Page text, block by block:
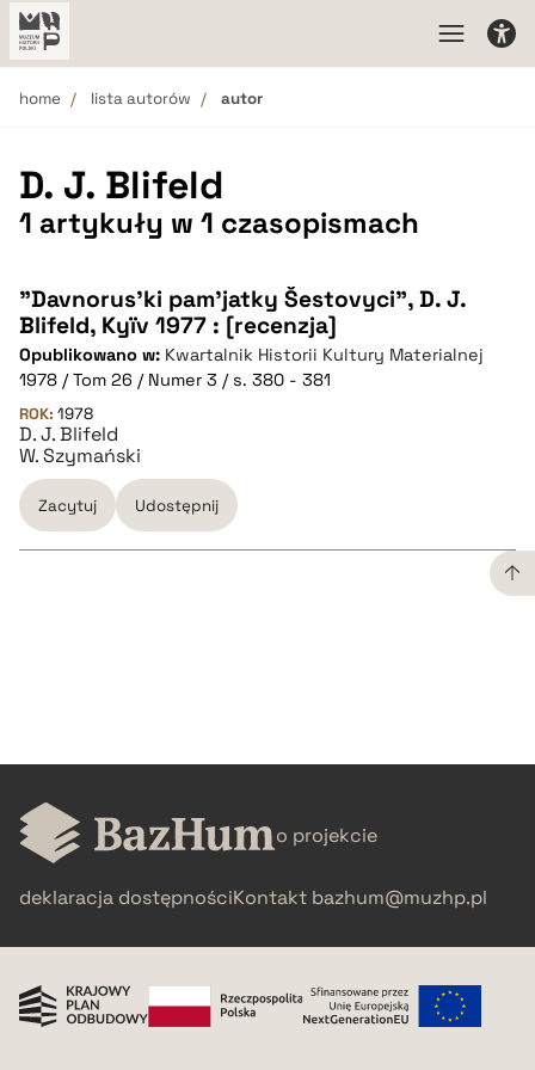
home lista autorów autor
D. J. Blifeld
1 artykuły w 1 czasopismach
"Davnorus'ki pam'jatky Šestovyci", D. J.
Blifeld, Kyïv 1977 : [recenzja]
Opublikowano w: Kwartalnik Historii Kultury Materialnej
1978 / Tom 26 / Numer 3 / s. 380 - 381
ROK: 1978
D. J. Blifeld
W. Szymański
Zacytuj Udostępnij
BIBTEX
pobierz cytat o projekcie
deklaracja dostępnościKontakt bazhum@muzhp.pl